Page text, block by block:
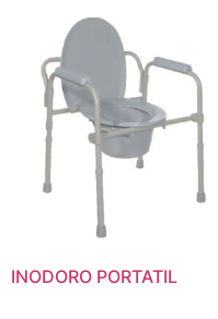
INODORO PORTATIL